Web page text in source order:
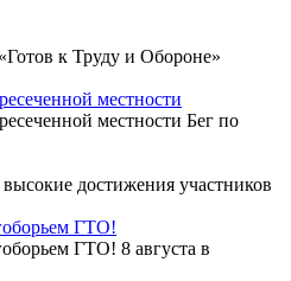
к Труду и Обороне»
местности
местности Бег по
достижения участников
ГТО!
ГТО! 8 августа в